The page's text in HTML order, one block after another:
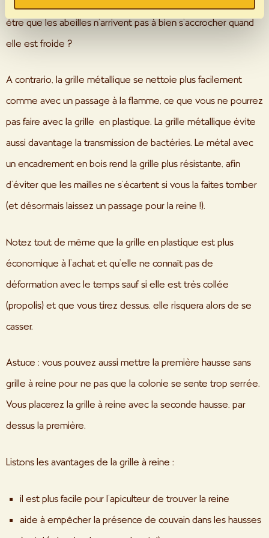
de justice comme un pays dont le niveau de protection
des données est insuffisant. Il existe donc un risque
accru que les autorités américaines accèdent à vos
techniquement nécessaires seront exécutés. Vous
pouvez trouver plus d'informations sur le traitement de
celles-ci et vos options de révocation dans notre
politique de confidentialitéet sous "Afficher les
être que les abeilles n’arrivent pas à bien s’accrocher quand
elle est froide ?
A contrario, la grille métallique se nettoie plus facilement
comme avec un passage à la flamme, ce que vous ne pourrez
pas faire avec la grille en plastique. La grille métallique évite
aussi davantage la transmission de bactéries. Le métal avec
un encadrement en bois rend la grille plus résistante, afin
d’éviter que les mailles ne s’écartent si vous la faites tomber
(et désormais laissez un passage pour la reine !).
Notez tout de même que la grille en plastique est plus
économique à l’achat et qu’elle ne connaît pas de
déformation avec le temps sauf si elle est très collée
(propolis) et que vous tirez dessus, elle risquera alors de se
casser.
Astuce : vous pouvez aussi mettre la première hausse sans
grille à reine pour ne pas que la colonie se sente trop serrée.
Vous placerez la grille à reine avec la seconde hausse, par
dessus la première.
Listons les avantages de la grille à reine :
il est plus facile pour l’apiculteur de trouver la reine
aide à empêcher la présence de couvain dans les hausses